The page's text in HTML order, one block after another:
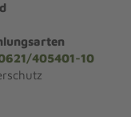
405401-10